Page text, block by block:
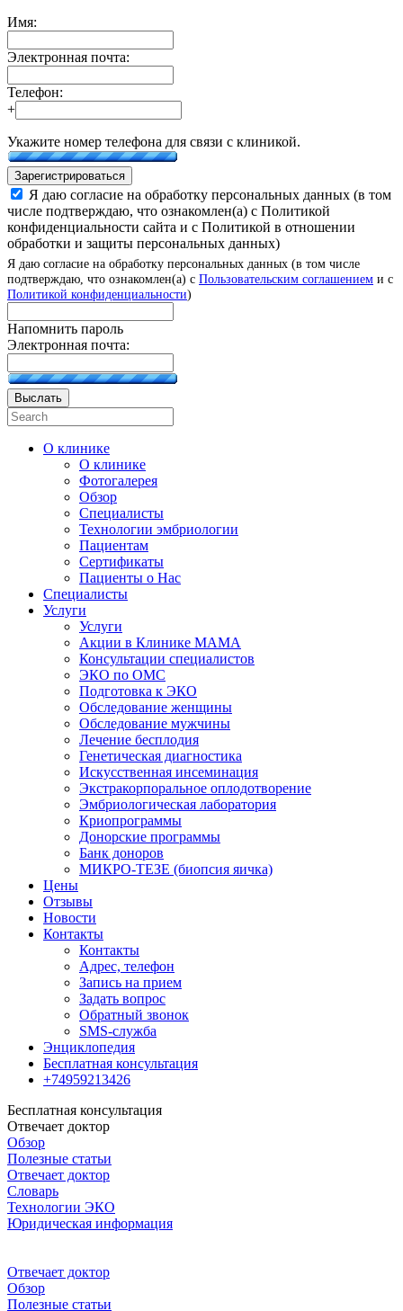
Имя:
Электронная почта:
Телефон:
+
Укажите номер телефона для связи с клиникой.
Зарегистрироваться
Я даю согласие на обработку персональных данных (в том
числе подтверждаю, что ознакомлен(а) с Политикой
конфиденциальности сайта и с Политикой в отношении
обработки и защиты персональных данных)
Я даю согласие на обработку персональных данных (в том числе
подтверждаю, что ознакомлен(а) с Пользовательским соглашением и с
Политикой конфиденциальности)
Напомнить пароль
Электронная почта:
Выслать
О клинике
О клинике
Фотогалерея
Обзор
Специалисты
Технологии эмбриологии
Пациентам
Сертификаты
Пациенты о Нас
Специалисты
Услуги
Услуги
Акции в Клинике МАМА
Консультации специалистов
ЭКО по ОМС
Подготовка к ЭКО
Обследование женщины
Обследование мужчины
Лечение бесплодия
Генетическая диагностика
Искусственная инсеминация
Экстракорпоральное оплодотворение
Эмбриологическая лаборатория
Криопрограммы
Донорские программы
Банк доноров
МИКРО-ТЕЗЕ (биопсия яичка)
Цены
Отзывы
Новости
Контакты
Контакты
Адрес, телефон
Запись на прием
Задать вопрос
Обратный звонок
SMS-служба
Энциклопедия
Бесплатная консультация
+74959213426
Бесплатная консультация
Отвечает доктор
Обзор
Полезные статьи
Отвечает доктор
Словарь
Технологии ЭКО
Юридическая информация
Отвечает доктор
Обзор
Полезные статьи